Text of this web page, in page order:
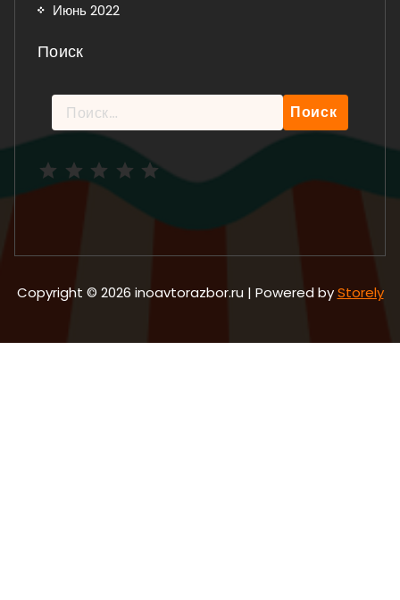
Июнь 2022
Поиск
Найти:
Copyright © 2026 inoavtorazbor.ru | Powered byStorely